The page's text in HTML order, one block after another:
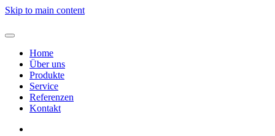
Skip to main content
Home
Über uns
Produkte
Service
Referenzen
Kontakt